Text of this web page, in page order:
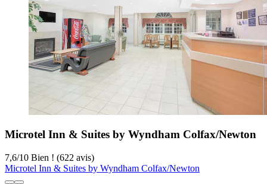
Microtel Inn & Suites by Wyndham Colfax/Newton
7,6/10 Bien ! (622 avis)
Microtel Inn & Suites by Wyndham Colfax/Newton